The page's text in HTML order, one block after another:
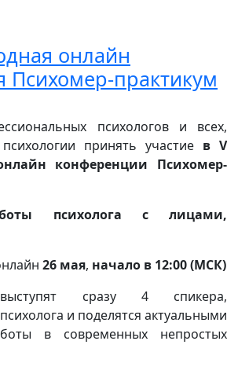
вебинар "Помощь
онлайн
Психомер-практикум
психологов и всех,
принять участие в V
конференции Психомер-
психолога с лицами,
26 мая, начало в 12:00 (МСК)
сразу 4 спикера,
и поделятся актуальными
в современных непростых